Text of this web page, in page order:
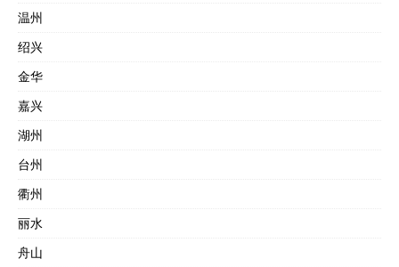
温州
绍兴
金华
嘉兴
湖州
台州
衢州
丽水
舟山